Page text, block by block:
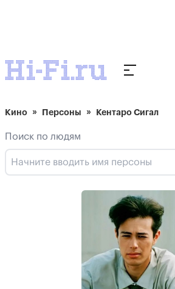
Кино Персоны Кентаро Сигал
Поиск по людям